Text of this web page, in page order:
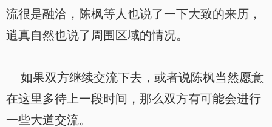
流很是融洽，陈枫等人也说了一下大致的来历，
逍真自然也说了周围区域的情况。
如果双方继续交流下去，或者说陈枫当然愿意
在这里多待上一段时间，那么双方有可能会进行
一些大道交流。